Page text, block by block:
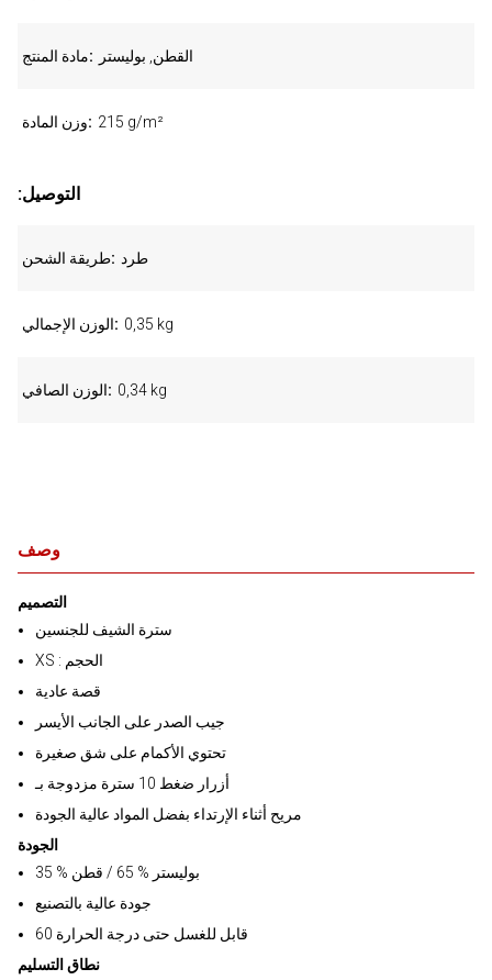
وصف
التصميم
سترة الشيف للجنسين
XS : الحجم
قصة عادية
جيب الصدر على الجانب الأيسر
تحتوي الأكمام على شق صغيرة
أزرار ضغط 10 سترة مزدوجة بـ
مريح أثناء الإرتداء بفضل المواد عالية الجودة
الجودة
بوليستر % 65 / قطن % 35
جودة عالية بالتصنيع
60 قابل للغسل حتى درجة الحرارة
نطاق التسليم
مادة المنتج القطن, بوليستر
وزن المادة 215 g/m²
:التوصيل
طريقة الشحن طرد
الوزن الإجمالي 0,35 kg
الوزن الصافي 0,34 kg